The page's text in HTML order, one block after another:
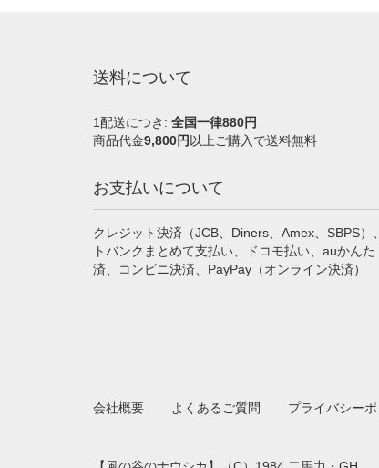
送料について
1配送につき: 全国一律880円
商品代金9,800円 以上ご購入で送料無料
お支払いについて
クレジット決済（JCB、Diners、Amex、SBPS）
トバンクまとめて支払い、ドコモ払い、auかんた
済、コンビニ決済、PayPay（オンライン決済）
会社概要 よくあるご質問 プライバシー